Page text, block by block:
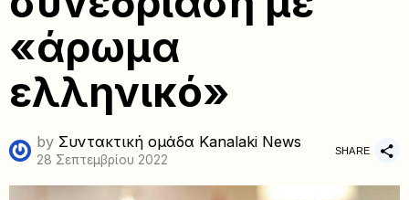
«άρωμα
ελληνικό»
by Συντακτική ομάδα Kanalaki News
28 Σεπτεμβρίου 2022
SHARE